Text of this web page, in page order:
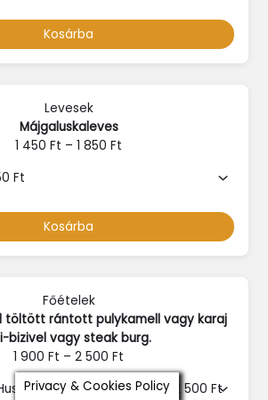
Kosárba
Levesek
Májgaluskaleves
1 450 Ft – 1 850 Ft
Kosárba
Főételek
töltött rántott pulykamell vagy karaj
bizivel vagy steak burg.
1 900 Ft – 2 500 Ft
Privacy & Cookies Policy